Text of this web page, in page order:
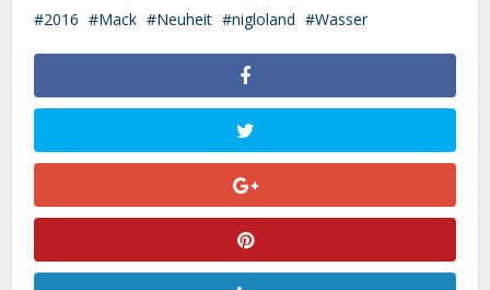
2016 Mack Neuheit nigloland Wasser